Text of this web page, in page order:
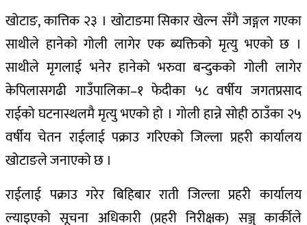
खोटाङ, कात्तिक २३ । खोटाङमा सिकार खेल्न सँगै जङ्गल गएका
साथीले हानेको गोली लागेर एक ब्यक्तिको मृत्यु भएको छ ।
साथीले मृगलाई भनेर हानेको भरुवा बन्दुकको गोली लागेर
केपिलासगढी गाउँपालिका–१ फेदीका ५८ वर्षीय जगतप्रसाद
राईको घटनास्थलमै मृत्यु भएको हो । गोली हान्ने सोही ठाउँका २५
वर्षीय चेतन राईलाई पक्राउ गरिएको जिल्ला प्रहरी कार्यालय
खोटाङले जनाएको छ ।
राईलाई पक्राउ गरेर बिहिबार राती जिल्ला प्रहरी कार्यालय
ल्याइएको सूचना अधिकारी (प्रहरी निरीक्षक) सञ्जु कार्कीले